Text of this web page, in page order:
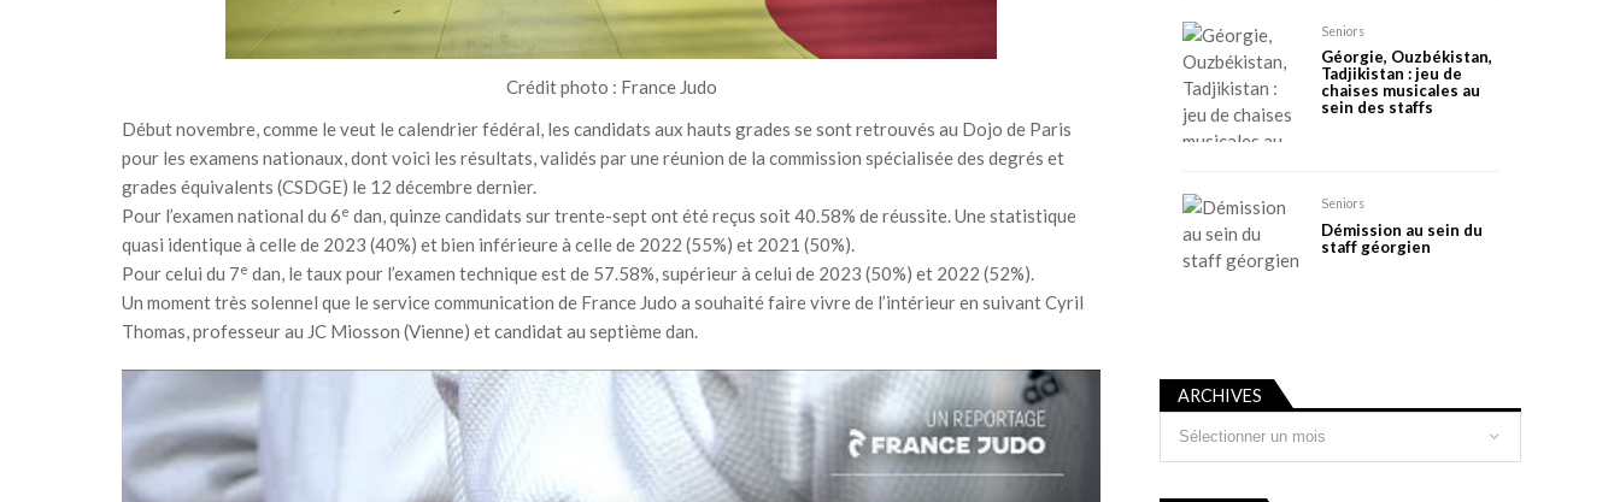
Crédit photo : France Judo
Début novembre, comme le veut le calendrier fédéral, les candidats aux hauts grades se sont retrouvés au Dojo de Paris
pour les examens nationaux, dont voici les résultats, validés par une réunion de la commission spécialisée des degrés et
grades équivalents (CSDGE) le 12 décembre dernier.
Pour l’examen national du 6e dan, quinze candidats sur trente-sept ont été reçus soit 40.58% de réussite. Une statistique
quasi identique à celle de 2023 (40%) et bien inférieure à celle de 2022 (55%) et 2021 (50%).
Pour celui du 7e dan, le taux pour l’examen technique est de 57.58%, supérieur à celui de 2023 (50%) et 2022 (52%).
Un moment très solennel que le service communication de France Judo a souhaité faire vivre de l’intérieur en suivant Cyril
Thomas, professeur au JC Miosson (Vienne) et candidat au septième dan.
Seniors
Géorgie, Ouzbékistan,
Tadjikistan : jeu de
chaises musicales au
sein des staffs
Seniors
Démission au sein du
staff géorgien
ARCHIVES